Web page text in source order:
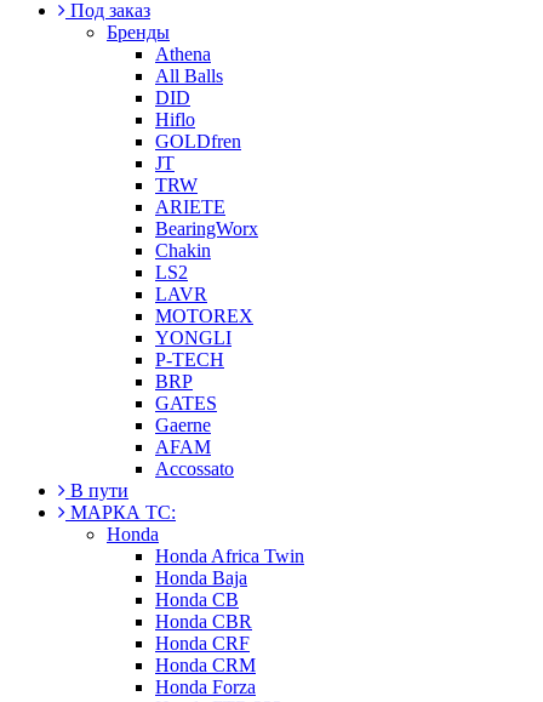
Под заказ
Бренды
Athena
All Balls
DID
Hiflo
GOLDfren
JT
TRW
ARIETE
BearingWorx
Chakin
LS2
LAVR
MOTOREX
YONGLI
P-TECH
BRP
GATES
Gaerne
AFAM
Accossato
В пути
МАРКА ТС:
Honda
Honda Africa Twin
Honda Baja
Honda CB
Honda CBR
Honda CRF
Honda CRM
Honda Forza